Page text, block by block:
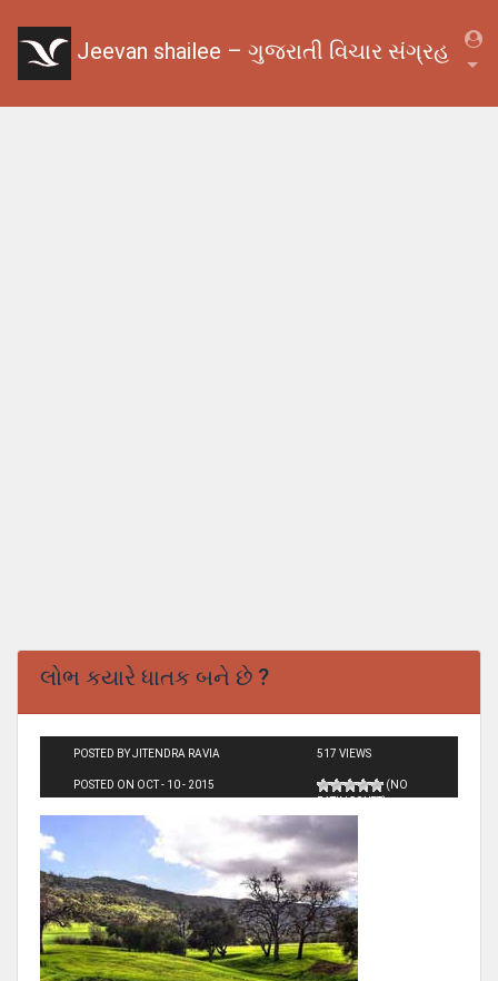
Jeevan shailee – ગુજરાતી વિચાર સંગ્રહ
લોભ કયારે ધાતક બને છે ?
POSTED BY JITENDRA RAVIA
POSTED ON OCT - 10 - 2015
517 VIEWS
(NO
RATINGS YET)